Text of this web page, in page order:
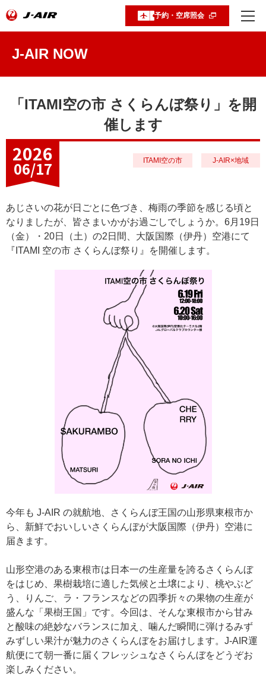
予約・空席照会
J-AIR NOW
2026
06/17
「ITAMI空の市 さくらんぼ祭り」を開
催します
ITAMI空の市 J-AIR×地域
あじさいの花が日ごとに色づき、梅雨の季節を感じる頃と
なりましたが、皆さまいかがお過ごしでしょうか。6月19日
（金）・20日（土）の2日間、大阪国際（伊丹）空港にて
『ITAMI 空の市 さくらんぼ祭り』を開催します。
今年も J-AIR の就航地、さくらんぼ王国の山形県東根市か
ら、新鮮でおいしいさくらんぼが大阪国際（伊丹）空港に
届きます。
山形空港のある東根市は日本一の生産量を誇るさくらんぼ
をはじめ、果樹栽培に適した気候と土壌により、桃やぶど
う、りんご、ラ・フランスなどの四季折々の果物の生産が
盛んな「果樹王国」です。今回は、そんな東根市から甘み
と酸味の絶妙なバランスに加え、噛んだ瞬間に弾けるみず
みずしい果汁が魅力のさくらんぼをお届けします。J-AIR運
航便にて朝一番に届くフレッシュなさくらんぼをどうぞお
楽しみください。